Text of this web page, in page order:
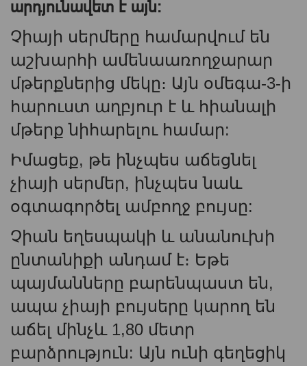
արդյունավետ է այն:
Չիայի սերմերը համարվում են
աշխարհի ամենաառողջարար
մթերքներից մեկը։ Այն օմեգա-3-ի
հարուստ աղբյուր է և հիանալի
մթերք նիհարելու համար:
Իմացեք, թե ինչպես աճեցնել
չիայի սերմեր, ինչպես նաև
օգտագործել ամբողջ բույսը:
Չիան եղեսպակի և անանուխի
ընտանիքի անդամ է։ Եթե ​​
պայմանները բարենպաստ են,
ապա չիայի բույսերը կարող են
աճել մինչև 1,80 մետր
բարձրություն: Այն ունի գեղեցիկ